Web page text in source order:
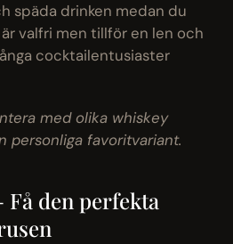
späda drinken medan du
valfri men tillför en len och
cocktailentusiaster
med olika whiskey
personliga favoritvariant.
Få den perfekta